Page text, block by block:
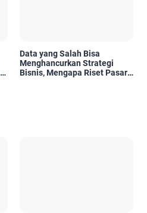
Data yang Salah Bisa
Menghancurkan Strategi
Bisnis, Mengapa Riset Pasar